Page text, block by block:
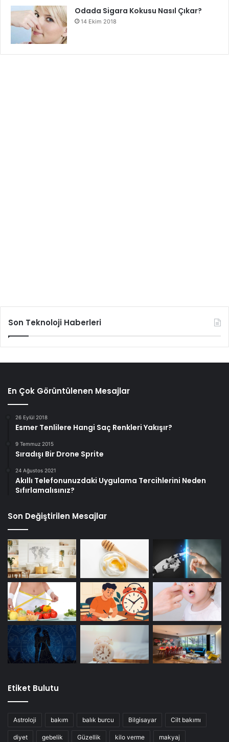
Odada Sigara Kokusu Nasıl Çıkar?
14 Ekim 2018
Son Teknoloji Haberleri
En Çok Görüntülenen Mesajlar
26 Eylül 2018
Esmer Tenlilere Hangi Saç Renkleri Yakışır?
9 Temmuz 2015
Sıradışı Bir Drone Sprite
24 Ağustos 2021
Akıllı Telefonunuzdaki Uygulama Tercihlerini Neden
Sıfırlamalısınız?
Son Değiştirilen Mesajlar
Etiket Bulutu
Astroloji bakım balık burcu Bilgisayar Cilt bakımı
diyet gebelik Güzellik kilo verme makyaj